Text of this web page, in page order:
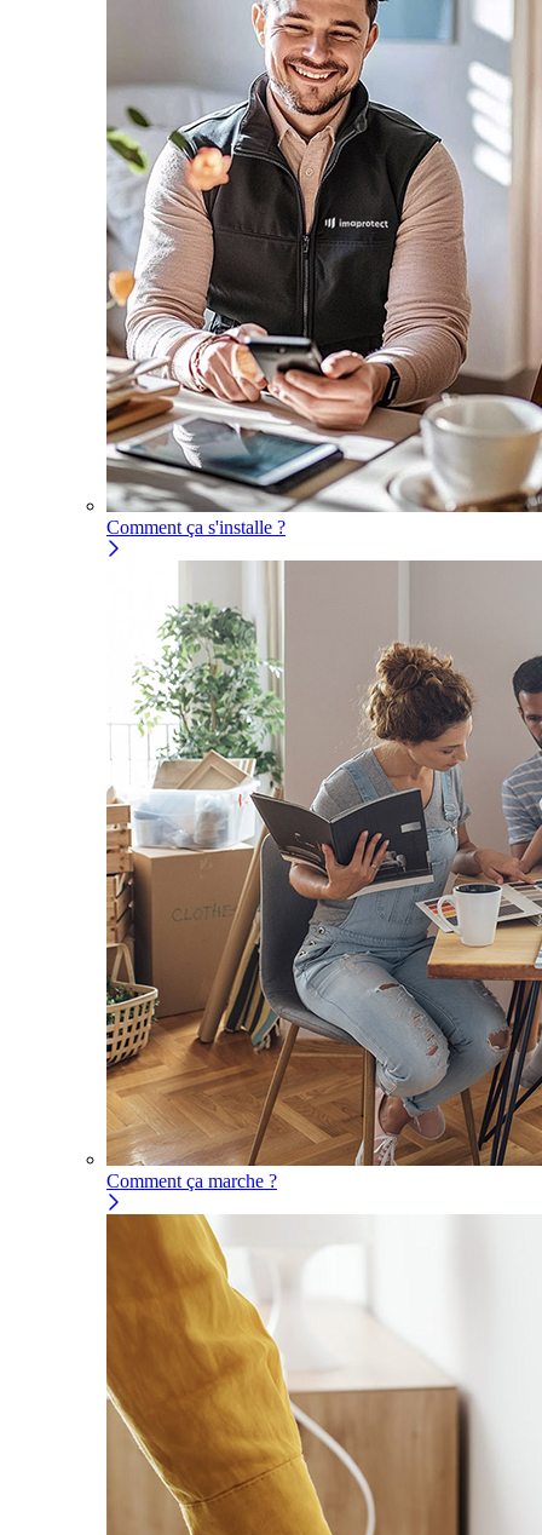
Comment ça s'installe ?
Comment ça marche ?